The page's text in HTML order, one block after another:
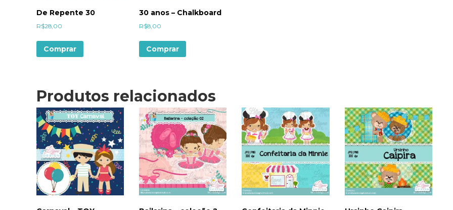
De Repente 30
R$28,00
Comprar
30 anos – Chalkboard
R$8,00
Comprar
Produtos relacionados